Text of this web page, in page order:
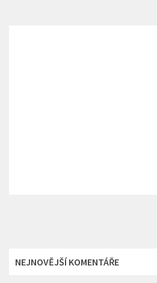
NEJNOVĚJŠÍ KOMENTÁŘE